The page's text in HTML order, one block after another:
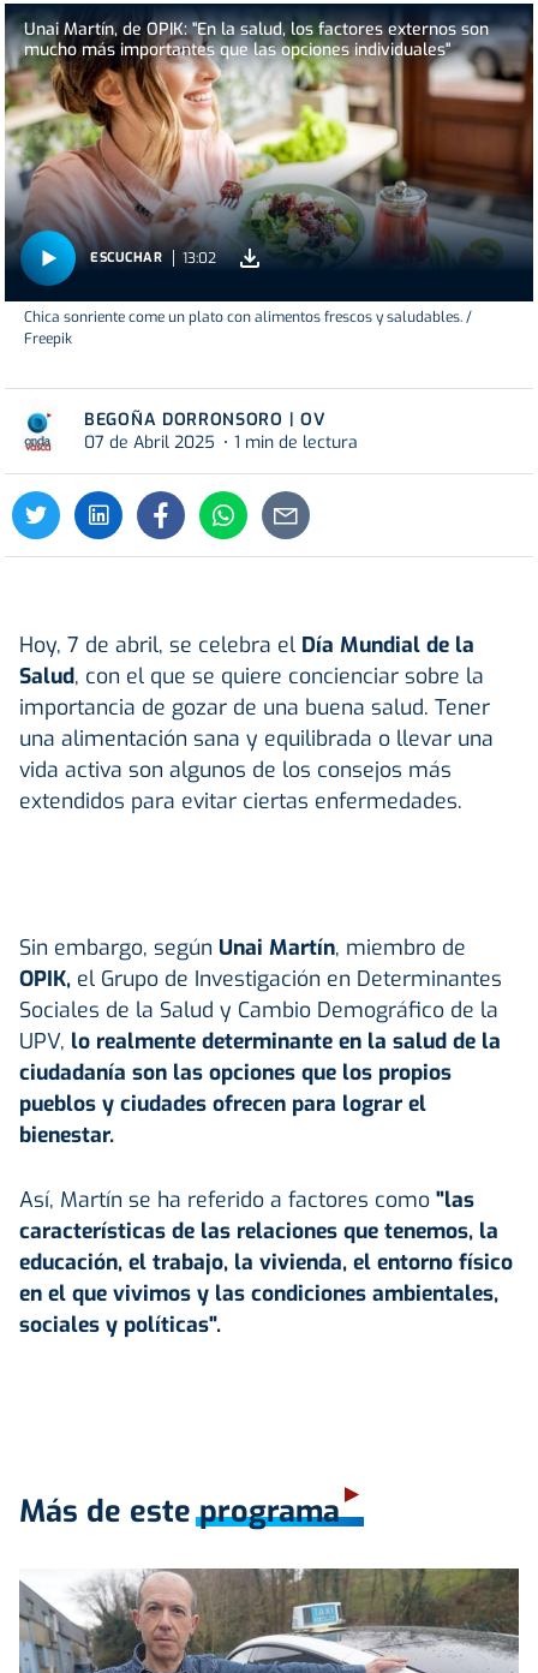
Unai Martín, de OPIK: "En la salud, los factores externos son
mucho más importantes que las opciones individuales"
ESCUCHAR 13:02
Chica sonriente come un plato con alimentos frescos y saludables. /
Freepik
BEGOÑA DORRONSORO | OV
07 de Abril 2025
1 min de lectura
Hoy, 7 de abril, se celebra el Día Mundial de la
Salud, con el que se quiere concienciar sobre la
importancia de gozar de una buena salud. Tener
una alimentación sana y equilibrada o llevar una
vida activa son algunos de los consejos más
extendidos para evitar ciertas enfermedades.
Sin embargo, según Unai Martín, miembro de
OPIK, el Grupo de Investigación en Determinantes
Sociales de la Salud y Cambio Demográfico de la
UPV, lo realmente determinante en la salud de la
ciudadanía son las opciones que los propios
pueblos y ciudades ofrecen para lograr el
bienestar.
Así, Martín se ha referido a factores como "las
características de las relaciones que tenemos, la
educación, el trabajo, la vivienda, el entorno físico
en el que vivimos y las condiciones ambientales,
sociales y políticas".
Más de este programa